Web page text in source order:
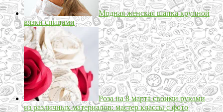
Модная женская шапка крупной
вязки спицами
Роза на 8 марта своими руками
из различных материалов: мастер классы с фото